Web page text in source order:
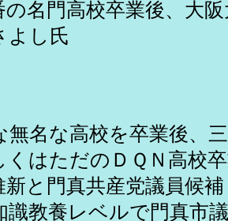
名門高校卒業後、大
よし氏
無名な高校を卒業後、
くはただのＤＱＮ高校
新と門真共産党議員候
識教養レベルで門真市